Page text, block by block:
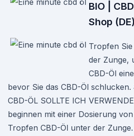
BIO |
Shop (DE)
Tropfen
der Zunge,
CBD-Öl
bevor Sie das CBD-Öl
CBD-ÖL SOLLTE ICH
beginnen mit einer Dosierung
Tropfen CBD-Öl unter der